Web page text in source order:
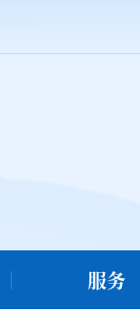
服务